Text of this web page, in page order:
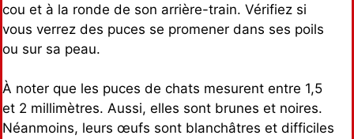
cou et à la ronde de son arrière-train. Vérifiez si
vous verrez des puces se promener dans ses poils
ou sur sa peau.
À noter que les puces de chats mesurent entre 1,5
et 2 millimètres. Aussi, elles sont brunes et noires.
Néanmoins, leurs œufs sont blanchâtres et difficiles